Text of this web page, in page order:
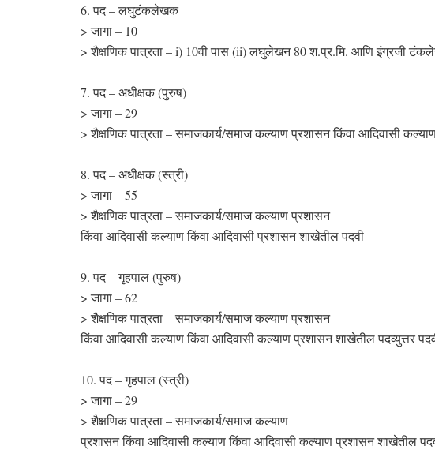
6. पद – लघुटंकलेखक
> जागा – 10
> शैक्षणिक पात्रता – i) 10वी पास (ii) लघुलेखन 80 श.प्र.मि. आणि इंग्रजी
7. पद – अधीक्षक (पुरुष)
> जागा – 29
> शैक्षणिक पात्रता – समाजकार्य/समाज कल्याण प्रशासन किंवा आदिवासी
8. पद – अधीक्षक (स्त्री)
> जागा – 55
> शैक्षणिक पात्रता – समाजकार्य/समाज कल्याण प्रशासन
किंवा आदिवासी कल्याण किंवा आदिवासी प्रशासन शाखेतील पदवी
9. पद – गृहपाल (पुरुष)
> जागा – 62
> शैक्षणिक पात्रता – समाजकार्य/समाज कल्याण प्रशासन
किंवा आदिवासी कल्याण किंवा आदिवासी कल्याण प्रशासन शाखेतील पदव्युत्तर
10. पद – गृहपाल (स्त्री)
> जागा – 29
> शैक्षणिक पात्रता – समाजकार्य/समाज कल्याण
प्रशासन किंवा आदिवासी कल्याण किंवा आदिवासी कल्याण प्रशासन शाखेतील